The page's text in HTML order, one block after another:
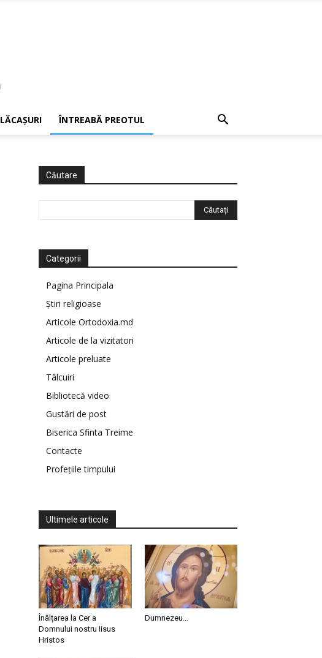
LĂCAŞURI ÎNTREABĂ PREOTUL
Căutare
Categorii
Pagina Principala
Știri religioase
Articole Ortodoxia.md
Articole de la vizitatori
Articole preluate
Tâlcuiri
Bibliotecă video
Gustări de post
Biserica Sfinta Treime
Contacte
Profețiile timpului
Ultimele articole
Înălțarea la Cer a
Domnului nostru Iisus
Hristos
Dumnezeu…